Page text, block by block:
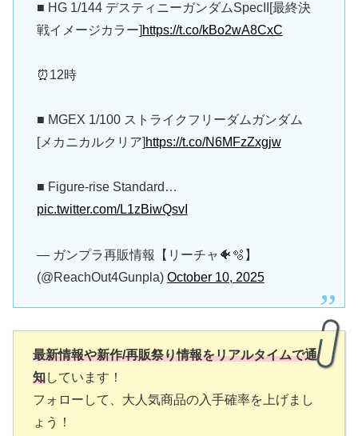
■ HG 1/144 デスティニーガンダムSpecII[最終決
戦イメージカラー] https://t.co/kBo2wA8CxC
⏰12時
■ MGEX 1/100 ストライクフリーダムガンダム
[メカニカルクリア] https://t.co/N6MFzZxgjw
■ Figure-rise Standard…
pic.twitter.com/L1zBiwQsvI
— ガンプラ再販情報【リーチャ🐠🫧】
(@ReachOut4Gunpla) October 10, 2025
最新情報や新作/再販祭り情報をリアルタイムで通
知しています！
フォローして、大人気商品の入手確率を上げまし
ょう！